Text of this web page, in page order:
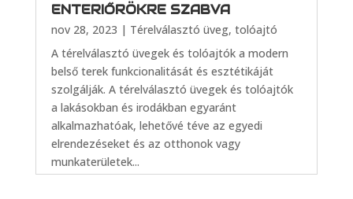
ENTERIŐRÖKRE SZABVA
nov 28, 2023 | Térelválasztó üveg, tolóajtó
A térelválasztó üvegek és tolóajtók a modern
belső terek funkcionalitását és esztétikáját
szolgálják. A térelválasztó üvegek és tolóajtók
a lakásokban és irodákban egyaránt
alkalmazhatóak, lehetővé téve az egyedi
elrendezéseket és az otthonok vagy
munkaterületek...